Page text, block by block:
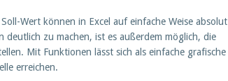
Wert können in Excel auf einfache Weise absolut
zu machen, ist es außerdem möglich, die
Mit Funktionen lässt sich als einfache grafische
erreichen.